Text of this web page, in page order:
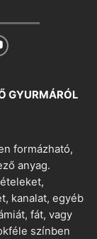
GYURMÁRÓL
formázható,
anyag.
kanalat, egyéb
fát, vagy
színben